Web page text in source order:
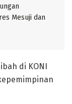
Mesuji dan
di KONI